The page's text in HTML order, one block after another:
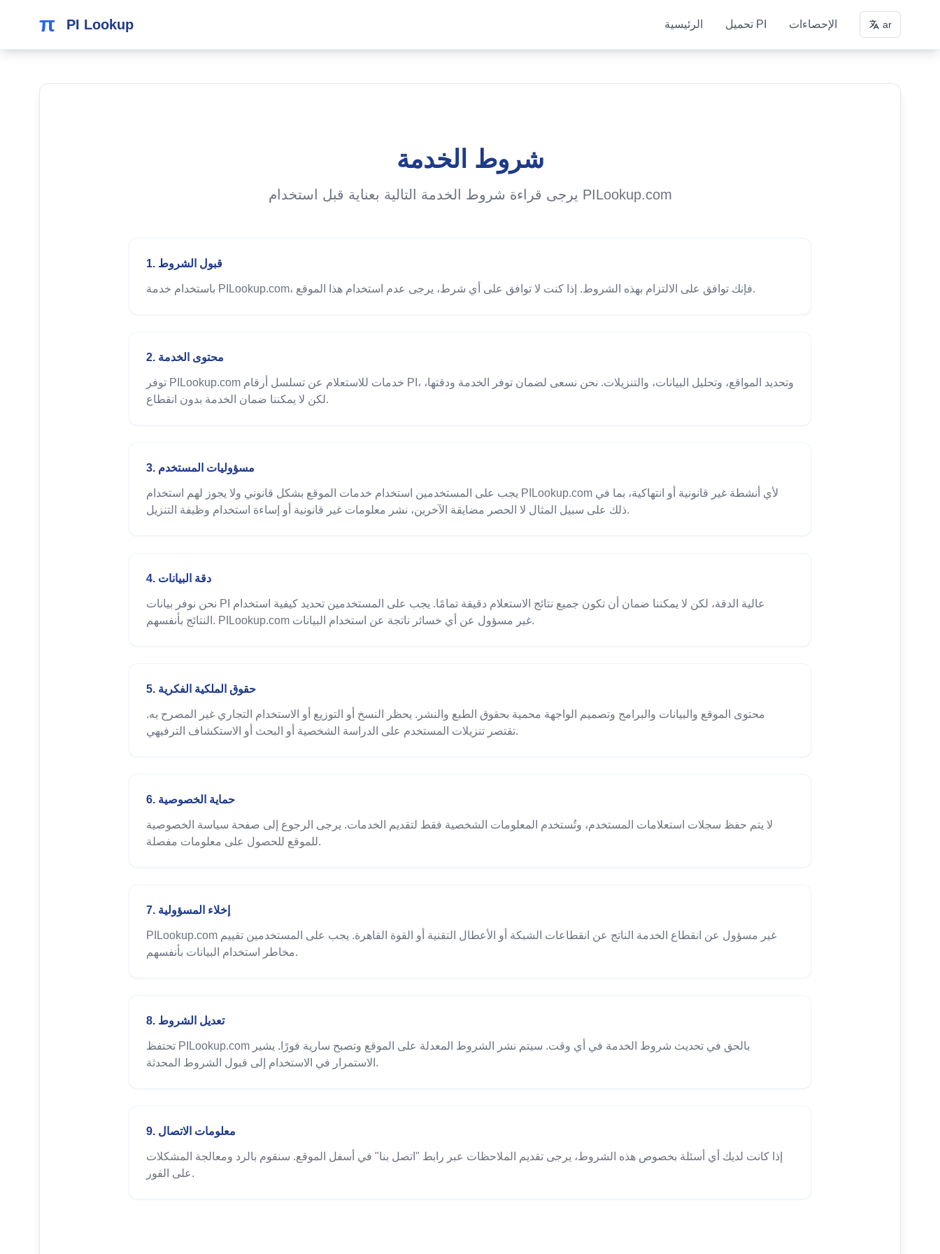
π PI Lookup الرئيسية تحميل PI الإحصاءات ar
شروط الخدمة
يرجى قراءة شروط الخدمة التالية بعناية قبل استخدام PILookup.com
1. قبول الشروط
باستخدام خدمة PILookup.com، فإنك توافق على الالتزام بهذه الشروط. إذا كنت لا توافق على أي شرط، يرجى عدم استخدام هذا الموقع.
2. محتوى الخدمة
توفر PILookup.com خدمات للاستعلام عن تسلسل أرقام PI، وتحديد المواقع، وتحليل البيانات، والتنزيلات. نحن نسعى لضمان توفر الخدمة ودقتها،
لكن لا يمكننا ضمان الخدمة بدون انقطاع.
3. مسؤوليات المستخدم
يجب على المستخدمين استخدام خدمات الموقع بشكل قانوني ولا يجوز لهم استخدام PILookup.com لأي أنشطة غير قانونية أو انتهاكية، بما في
ذلك على سبيل المثال لا الحصر مضايقة الآخرين، نشر معلومات غير قانونية أو إساءة استخدام وظيفة التنزيل.
4. دقة البيانات
نحن نوفر بيانات PI عالية الدقة، لكن لا يمكننا ضمان أن تكون جميع نتائج الاستعلام دقيقة تمامًا. يجب على المستخدمين تحديد كيفية استخدام
النتائج بأنفسهم. PILookup.com غير مسؤول عن أي خسائر ناتجة عن استخدام البيانات.
5. حقوق الملكية الفكرية
محتوى الموقع والبيانات والبرامج وتصميم الواجهة محمية بحقوق الطبع والنشر. يحظر النسخ أو التوزيع أو الاستخدام التجاري غير المصرح به.
تقتصر تنزيلات المستخدم على الدراسة الشخصية أو البحث أو الاستكشاف الترفيهي.
6. حماية الخصوصية
لا يتم حفظ سجلات استعلامات المستخدم، وتُستخدم المعلومات الشخصية فقط لتقديم الخدمات. يرجى الرجوع إلى صفحة سياسة الخصوصية
للموقع للحصول على معلومات مفصلة.
7. إخلاء المسؤولية
PILookup.com غير مسؤول عن انقطاع الخدمة الناتج عن انقطاعات الشبكة أو الأعطال التقنية أو القوة القاهرة. يجب على المستخدمين تقييم
مخاطر استخدام البيانات بأنفسهم.
8. تعديل الشروط
تحتفظ PILookup.com بالحق في تحديث شروط الخدمة في أي وقت. سيتم نشر الشروط المعدلة على الموقع وتصبح سارية فورًا. يشير
الاستمرار في الاستخدام إلى قبول الشروط المحدثة.
9. معلومات الاتصال
إذا كانت لديك أي أسئلة بخصوص هذه الشروط، يرجى تقديم الملاحظات عبر رابط "اتصل بنا" في أسفل الموقع. سنقوم بالرد ومعالجة المشكلات
على الفور.